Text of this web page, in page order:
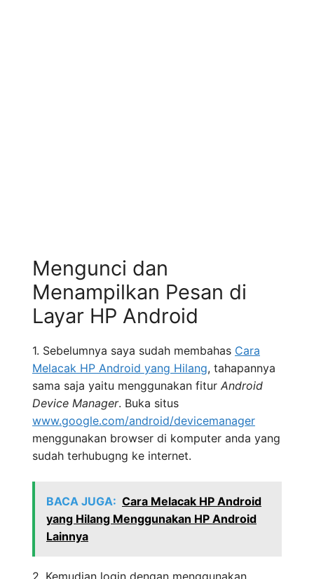
Mengunci dan
Menampilkan Pesan di
Layar HP Android
1. Sebelumnya saya sudah membahas Cara
Melacak HP Android yang Hilang, tahapannya
sama saja yaitu menggunakan fitur Android
Device Manager. Buka situs
www.google.com/android/devicemanager
menggunakan browser di komputer anda yang
sudah terhubugng ke internet.
BACA JUGA: Cara Melacak HP Android
yang Hilang Menggunakan HP Android
Lainnya